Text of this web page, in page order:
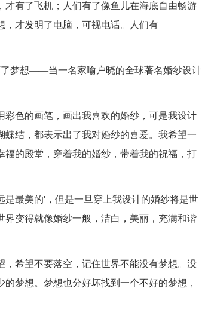
有了飞机；人们有了像鱼儿在海底自由畅游
，才发明了电脑，可视电话。人们有
梦想——当一名家喻户晓的全球著名婚纱设计
色的画笔，画出我喜欢的婚纱，可是我设计
结，都表示出了我对婚纱的喜爱。我希望一
的殿堂，穿着我的婚纱，带着我的祝福，打
最美的'，但是一旦穿上我设计的婚纱将是世
变得就像婚纱一般，洁白，美丽，充满和谐
希望不要落空，记住世界不能没有梦想。没
梦想。梦想也分好坏找到一个不好的梦想，